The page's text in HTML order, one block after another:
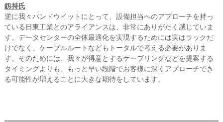
釼持氏
逆に我々パンドウイットにとって、設備担当へのアプローチを持っ
ている日東工業とのアライアンスは、非常にありがたく感じていま
す。データセンターの全体最適化を実現するためには実はラックだ
けでなく、ケーブルルートなどもトータルで考える必要がありま
す。そのためには、我々が得意とするケーブリングなどを提案する
タイミングよりも、もっと早い段階でお客様に深くアプローチでき
る可能性が増えることに大きな期待をしています。